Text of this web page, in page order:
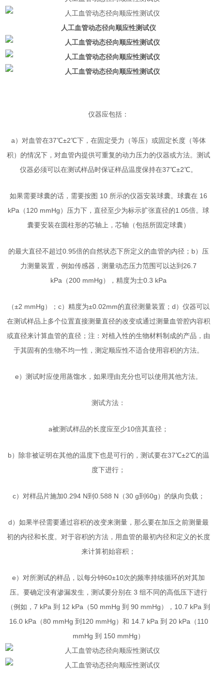
人工血管动态径向顺应性测试仪
仪器应包括：
a）对血管在37℃±2℃下，在固定受力（等压）或固定长度（等体
积）的情况下，对血管内提供可重复的动力压力的仪器或方法。测试
仪器必须可以在测试样品时保证样品温度保持在37℃±2℃。
如果需要球囊的话，需要按图 10 所示的仪器安装球囊。球囊在 16
kPa（120 mmHg）压力下，直径至少为标示扩张直径的1.05倍。球
囊要安装在圆柱形的芯轴上，芯轴（包括所固定球囊）
的最大直径不超过0.95倍的自然状态下所定义的血管的内径；b）压
力测量装置，例如传感器，测量动态压力范围可以达到26.7
kPa（200 mmHg），精度为士0.3 kPa
（±2 mmHg）；c）精度为±0.02mm的直径测量装置；d）仪器可以
在测试样品上多个位置直接测量直径的改变或通过测量血管腔内容积
或直径来计算血管的直径；注：对植入性的生物材料制成的产品，由
于其固有的生物不均一性，测定顺应性不适合使用容积的方法。
e）测试时应使用蒸馏水，如果理由充分也可以使用其他方法。
测试方法：
a被测试样品的长度应至少10倍其直径；
b）除非被证明在其他的温度下也是可行的，测试要在37℃±2℃的温
度下进行；
c）对样品片施加0.294 N到0.588 N（30 g到60g）的纵向负载；
d）如果半径需要通过容积的改变来测量，那么要在加压之前测量最
初的内径和长度。对于容积的方法，用血管的最初内径和定义的长度
来计算初始容积；
e）对所测试的样品，以每分钟60±10次的频率持续循环的对其加
压。要确定没有渗漏发生，测试要分别在 3 组不同的高低压下进行
（例如，7 kPa 到 12 kPa（50 mmHg 到 90 mmHg），10.7 kPa 到
16.0 kPa（80 mmHg 到120 mmHg）和 14.7 kPa 到 20 kPa（110
mmHg 到 150 mmHg）